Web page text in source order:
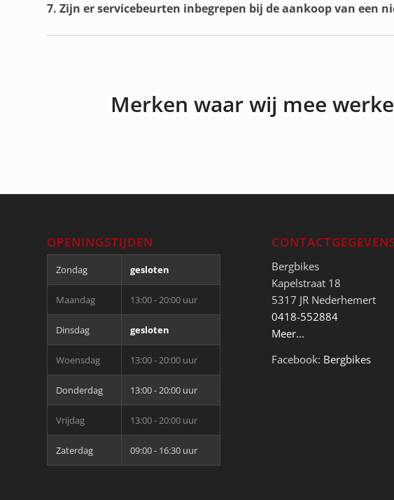
7. Zijn er servicebeurten inbegrepen bij de aankoop van een
Merken waar wij mee
OPENINGSTIJDEN
Zondag gesloten
Maandag 13:00 - 20:00 uur
Dinsdag gesloten
Woensdag 13:00 - 20:00 uur
Donderdag 13:00 - 20:00 uur
Vrijdag 13:00 - 20:00 uur
Zaterdag 09:00 - 16:30 uur
Bergbikes
Kapelstraat 18
5317 JR Nederhemert
0418-552884
Meer…
Facebook: Bergbikes